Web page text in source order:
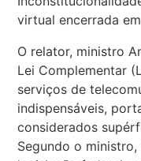
virtual encerrada
O relator, ministro
Lei Complementar
serviços de
indispensáveis,
considerados
Segundo o